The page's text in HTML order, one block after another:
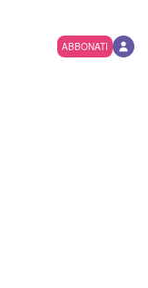
ABBONATI